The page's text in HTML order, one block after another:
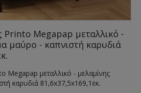
Printo Megapap μεταλλικό -
μαύρο - καπνιστή καρυδιά
Megapap μεταλλικό - μελαμίνης
καρυδιά 81,6x37,5x169,1εκ.